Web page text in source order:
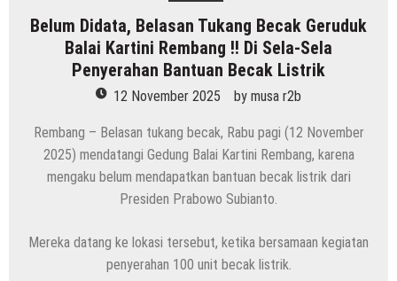
Belum Didata, Belasan Tukang Becak Geruduk
Balai Kartini Rembang !! Di Sela-Sela
Penyerahan Bantuan Becak Listrik
12 November 2025 by musa r2b
Rembang – Belasan tukang becak, Rabu pagi (12 November
2025) mendatangi Gedung Balai Kartini Rembang, karena
mengaku belum mendapatkan bantuan becak listrik dari
Presiden Prabowo Subianto.
Mereka datang ke lokasi tersebut, ketika bersamaan kegiatan
penyerahan 100 unit becak listrik.